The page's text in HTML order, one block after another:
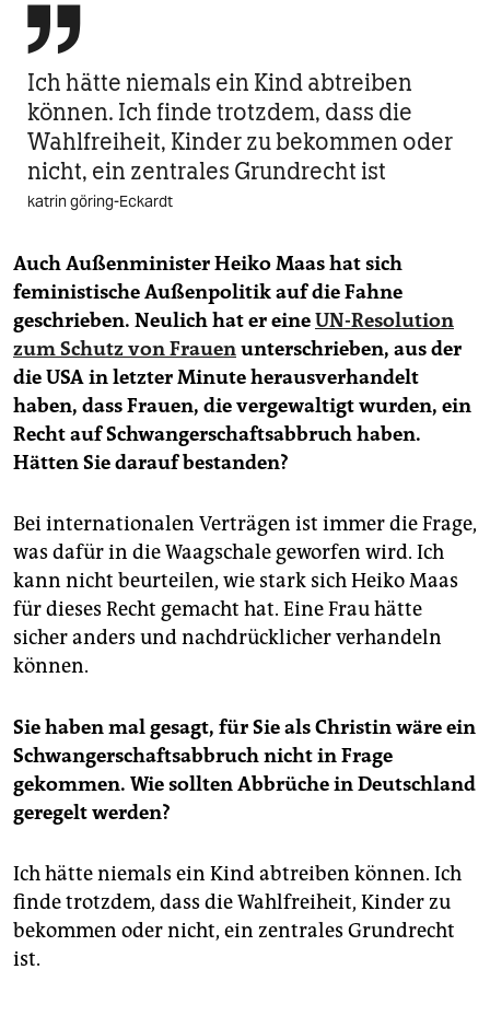

Ich hätte niemals ein Kind abtreiben
können. Ich finde trotzdem, dass die
Wahlfreiheit, Kinder zu bekommen oder
nicht, ein zentrales Grundrecht ist
katrin göring-Eckardt
Auch Außenminister Heiko Maas hat sich
feministische Außenpolitik auf die Fahne
geschrieben. Neulich hat er eineUN-Resolution
zum Schutz von Frauenunterschrieben, aus der
die USA in letzter Minute herausverhandelt
haben, dass Frauen, die vergewaltigt wurden, ein
Recht auf Schwangerschaftsabbruch haben.
Hätten Sie darauf bestanden?
Bei internationalen Verträgen ist immer die Frage,
was dafür in die Waagschale geworfen wird. Ich
kann nicht beurteilen, wie stark sich Heiko Maas
für dieses Recht gemacht hat. Eine Frau hätte
sicher anders und nachdrücklicher verhandeln
können.
Sie haben mal gesagt, für Sie als Christin wäre ein
Schwangerschaftsabbruch nicht in Frage
gekommen. Wie sollten Abbrüche in Deutschland
geregelt werden?
Ich hätte niemals ein Kind abtreiben können. Ich
finde trotzdem, dass die Wahlfreiheit, Kinder zu
bekommen oder nicht, ein zentrales Grundrecht
ist.